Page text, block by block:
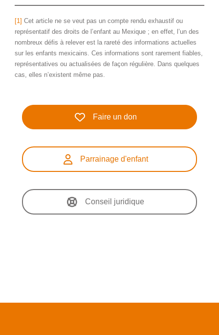
[1] Cet article ne se veut pas un compte rendu exhaustif ou
représentatif des droits de l’enfant au Mexique ; en effet, l’un des
nombreux défis à relever est la rareté des informations actuelles
sur les enfants mexicains. Ces informations sont rarement fiables,
représentatives ou actualisées de façon régulière. Dans quelques
cas, elles n’existent même pas.
Faire un don
Parrainage d'enfant
Conseil juridique